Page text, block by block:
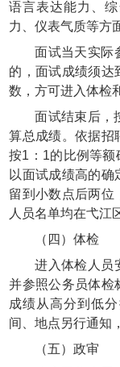
语言表达能力、
力、仪表气质等方
面试当天实际
的，面试成绩须达
数，方可进入体检
面试结束后，
算总成绩。依据招
按1：1的比例等额
以面试成绩高的
留到小数点后两位
人员名单均在弋江
（四）体检
进入体检人员
并参照公务员体检
成绩从高分到低
间、地点另行通知
（五）政审